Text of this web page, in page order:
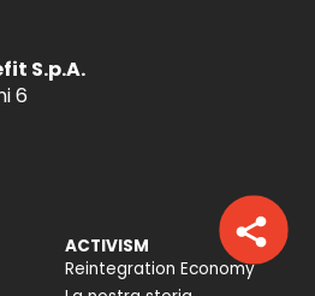
S.p.A.
6
ACTIVISM
Reintegration Economy